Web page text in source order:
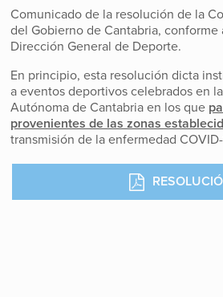
Comunicado de la resolución de la
del Gobierno de Cantabria,
Dirección General de Deporte.
En principio, esta resolución dicta
a eventos deportivos celebrados en
Autónoma de Cantabria en los que
provenientes de las zonas
transmisión de la enfermedad COVID-